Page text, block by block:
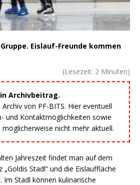
Eislauf-Freunde kommen
(Lesezeit: 2 Minuten)
Archivbeitrag.
von PF-BITS. Hier eventuell
und Kontaktmöglichkeiten sowie
nicht mehr aktuell.
Jahreszeit findet man auf dem
Stadl“ und die Eislauffläche
Im Stadl können kulinarische